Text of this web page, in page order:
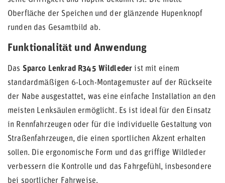
Oberfläche der Speichen und der glänzende Hupenknopf
runden das Gesamtbild ab.
Funktionalität und Anwendung
Das Sparco Lenkrad R345 Wildleder ist mit einem
standardmäßigen 6-Loch-Montagemuster auf der Rückseite
der Nabe ausgestattet, was eine einfache Installation an den
meisten Lenksäulen ermöglicht. Es ist ideal für den Einsatz
in Rennfahrzeugen oder für die individuelle Gestaltung von
Straßenfahrzeugen, die einen sportlichen Akzent erhalten
sollen. Die ergonomische Form und das griffige Wildleder
verbessern die Kontrolle und das Fahrgefühl, insbesondere
bei sportlicher Fahrweise.